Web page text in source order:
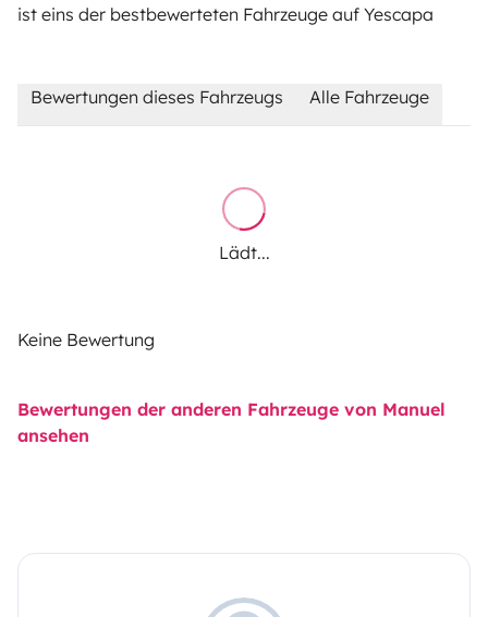
ist eins der bestbewerteten Fahrzeuge auf Yescapa
Bewertungen dieses Fahrzeugs Alle Fahrzeuge
Lädt...
Keine Bewertung
Bewertungen der anderen Fahrzeuge von Manuel
ansehen